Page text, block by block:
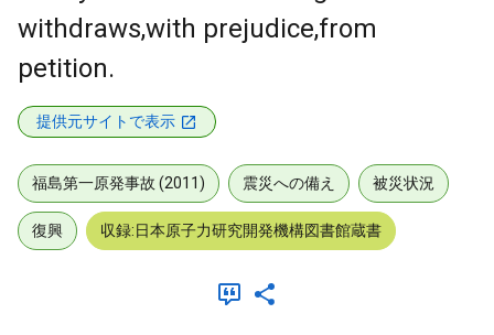
withdraws,with prejudice,from
petition.
提供元サイトで表示
福島第一原発事故 (2011) 震災への備え 被災状況
復興 収録:日本原子力研究開発機構図書館蔵書